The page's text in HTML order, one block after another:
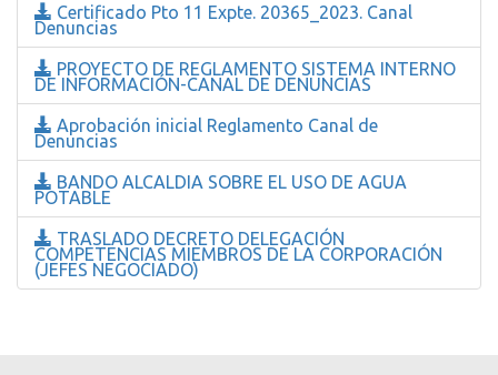
Certificado Pto 11 Expte. 20365_2023. Canal
Denuncias
PROYECTO DE REGLAMENTO SISTEMA INTERNO
DE INFORMACIÓN-CANAL DE DENUNCIAS
Aprobación inicial Reglamento Canal de
Denuncias
BANDO ALCALDIA SOBRE EL USO DE AGUA
POTABLE
TRASLADO DECRETO DELEGACIÓN
COMPETENCIAS MIEMBROS DE LA CORPORACIÓN
(JEFES NEGOCIADO)